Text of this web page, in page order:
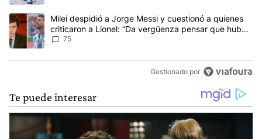
Un artículo de tendencia con el título "Milei despidió a Jorge
Milei despidió a Jorge Messi y cuestionó a quienes
criticaron a Lionel: “Da vergüenza pensar que hubo
anti-Messi”
75
Gestionado por